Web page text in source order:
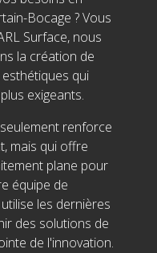
Bocage ? Vous
Surface, nous
la création de
qui
exigeants.
renforce
mais qui offre
plane pour
équipe de
les dernières
des solutions de
de l'innovation.